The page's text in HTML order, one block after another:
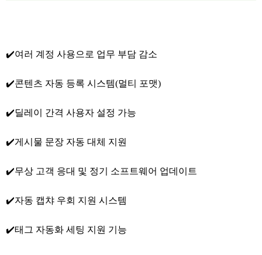
✔️여러 계정 사용으로 업무 부담 감소
✔️콘텐츠 자동 등록 시스템(멀티 포맷)
✔️딜레이 간격 사용자 설정 가능
✔️게시물 문장 자동 대체 지원
✔️무상 고객 응대 및 정기 소프트웨어 업데이트
✔️자동 캡챠 우회 지원 시스템
✔️태그 자동화 세팅 지원 기능